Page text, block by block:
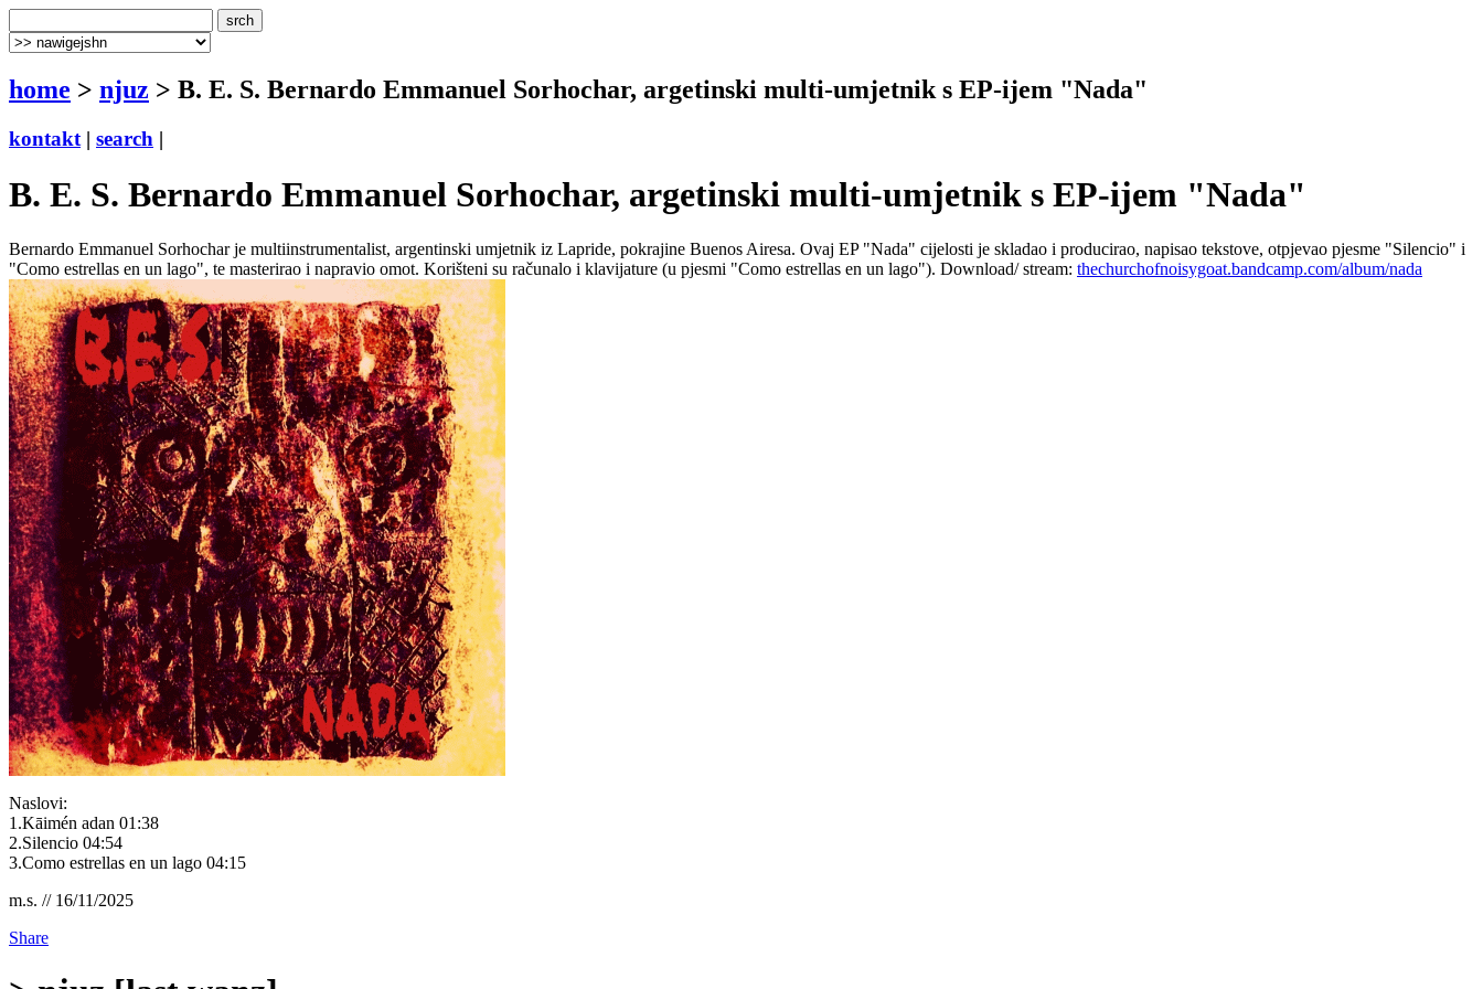
home > njuz > B. E. S. Bernardo Emmanuel Sorhochar, argetinski multi-umjetnik s EP-ijem "Nada"
kontakt | search |
B. E. S. Bernardo Emmanuel Sorhochar, argetinski multi-umjetnik s EP-ijem "Nada"
Bernardo Emmanuel Sorhochar je multiinstrumentalist, argentinski umjetnik iz Lapride, pokrajine Buenos Airesa. Ovaj EP "Nada" cijelosti je skladao i producirao, napisao tekstove, otpjevao pjesme "Silencio" i
"Como estrellas en un lago", te masterirao i napravio omot. Korišteni su računalo i klavijature (u pjesmi "Como estrellas en un lago"). Download/ stream: thechurchofnoisygoat.bandcamp.com/album/nada
Naslovi:
1.Kāimén adan 01:38
2.Silencio 04:54
3.Como estrellas en un lago 04:15
m.s. // 16/11/2025
Share